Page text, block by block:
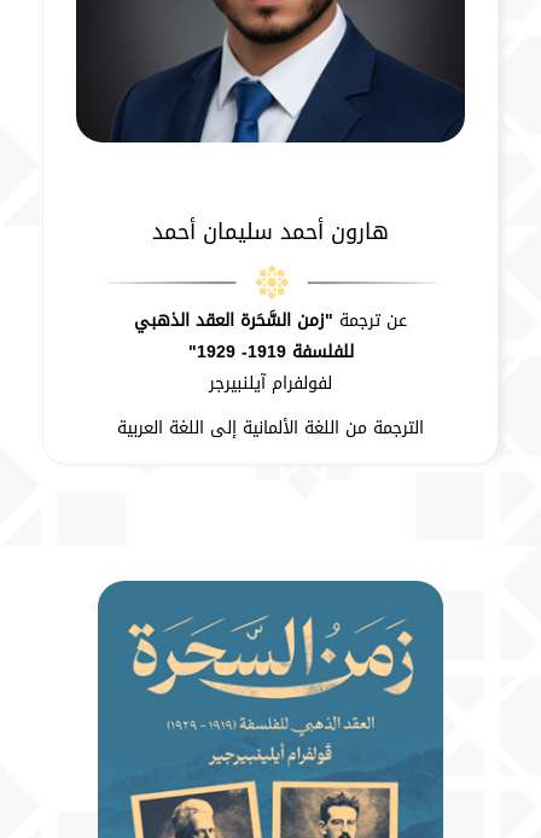
هارون أحمد سليمان أحمد
عن ترجمة "زمن السَّحَرة العقد الذهبي
للفلسفة 1919- 1929"
لفولفرام آيلنبيرجر
الترجمة من اللغة الألمانية إلى اللغة العربية